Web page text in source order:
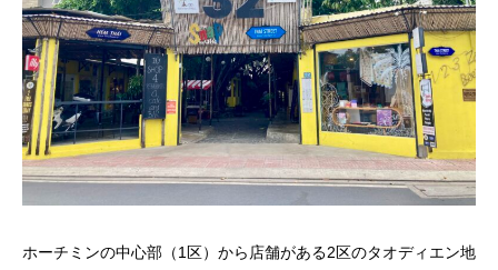
ホーチミンの中心部（1区）から店舗がある2区のタオディエン地